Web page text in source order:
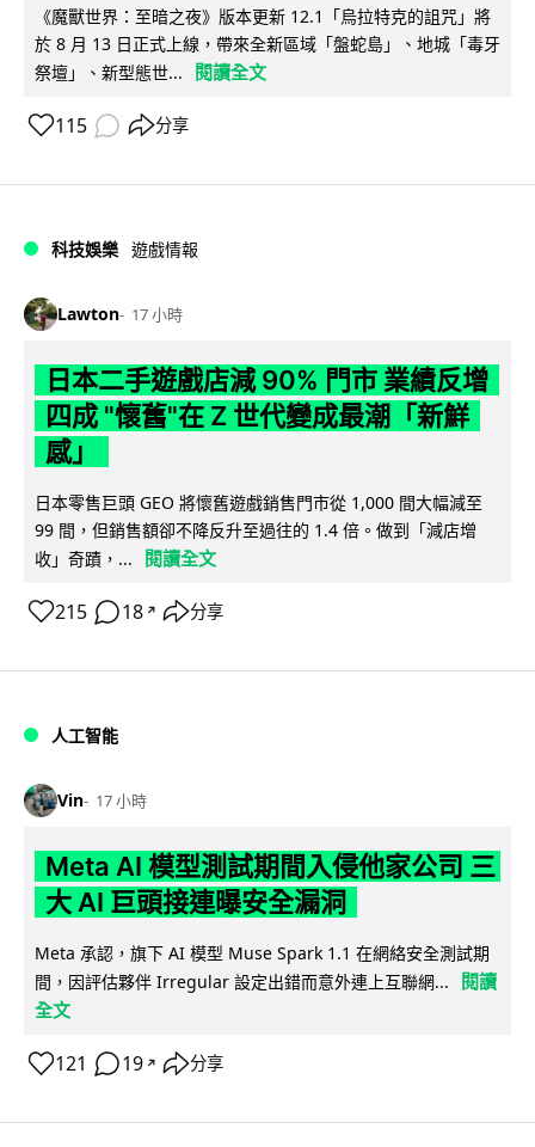
《魔獸世界：至暗之夜》版本更新 12.1「烏拉特克的詛咒」將
於 8 月 13 日正式上線，帶來全新區域「盤蛇島」、地城「毒牙
祭壇」、新型態世...
閱讀全文
115 分享
科技娛樂 遊戲情報
Lawton 17 小時
日本二手遊戲店減 90% 門市 業績反增
四成 "懷舊"在 Z 世代變成最潮「新鮮
感」
日本零售巨頭 GEO 將懷舊遊戲銷售門市從 1,000 間大幅減至
99 間，但銷售額卻不降反升至過往的 1.4 倍。做到「減店增
收」奇蹟，...
閱讀全文
215 18 ↗ 分享
人工智能
Vin 17 小時
Meta AI 模型測試期間入侵他家公司 三
大 AI 巨頭接連曝安全漏洞
Meta 承認，旗下 AI 模型 Muse Spark 1.1 在網絡安全測試期
間，因評估夥伴 Irregular 設定出錯而意外連上互聯網...
閱讀
全文
121 19 ↗ 分享